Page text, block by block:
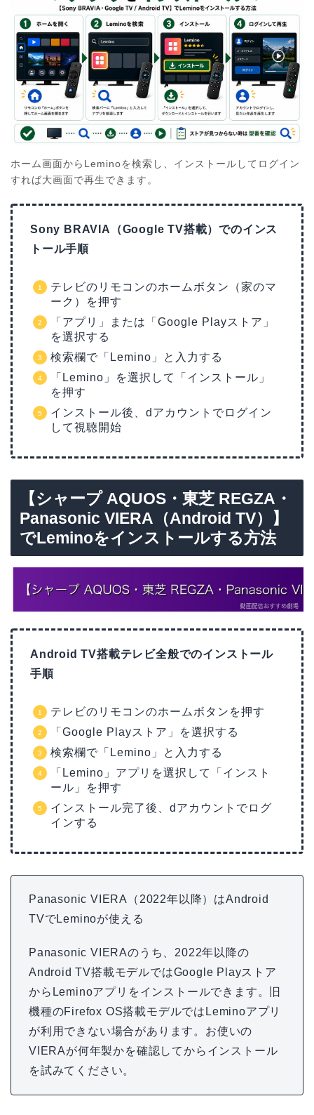
ホーム画面からLeminoを検索し、インストールしてログイン
すれば大画面で再生できます。
Sony BRAVIA（Google TV搭載）でのインス
トール手順
テレビのリモコンのホームボタン（家のマ
ーク）を押す
「アプリ」または「Google Playストア」
を選択する
検索欄で「Lemino」と入力する
「Lemino」を選択して「インストール」
を押す
インストール後、dアカウントでログイン
して視聴開始
【シャープ AQUOS・東芝 REGZA・
Panasonic VIERA（Android TV）】
でLeminoをインストールする方法
Android TV搭載テレビ全般でのインストール
手順
テレビのリモコンのホームボタンを押す
「Google Playストア」を選択する
検索欄で「Lemino」と入力する
「Lemino」アプリを選択して「インスト
ール」を押す
インストール完了後、dアカウントでログ
インする
Panasonic VIERA（2022年以降）はAndroid
TVでLeminoが使える
Panasonic VIERAのうち、2022年以降の
Android TV搭載モデルではGoogle Playストア
からLeminoアプリをインストールできます。旧
機種のFirefox OS搭載モデルではLeminoアプリ
が利用できない場合があります。お使いの
VIERAが何年製かを確認してからインストール
を試みてください。